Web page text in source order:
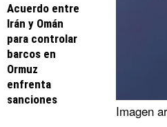
Imagen
Acuerdo entre
Irán y Omán
para controlar
barcos en
Ormuz
enfrenta
sanciones